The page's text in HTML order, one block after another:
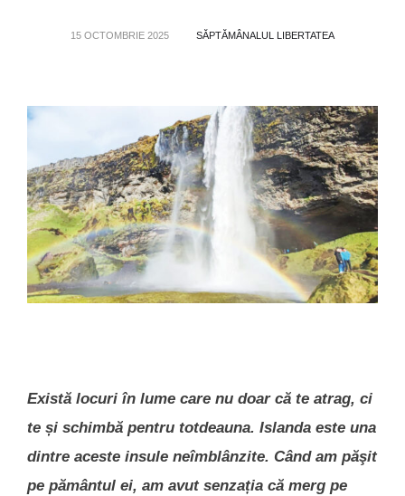
15 OCTOMBRIE 2025 SĂPTĂMÂNALUL LIBERTATEA
Există locuri în lume care nu doar că te atrag, ci
te și schimbă pentru totdeauna. Islanda este una
dintre aceste insule neîmblânzite. Când am păşit
pe pământul ei, am avut senzația că merg pe